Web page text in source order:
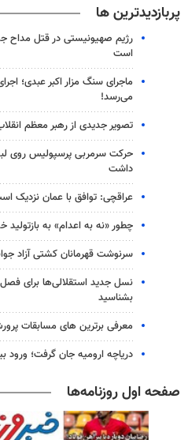
پربازدیدترین ها
رژیم صهیونیستی در قتل مداح
است
ماجرای سنگ مزار اکبر عبدی؛
می‌رسد!
تصویر جدیدی از رهبر معظم
حرکت سرمربی پرسپولیس روی لبه
داشت
عراقچی: توافق با عمان نزدیک است/ تکذیب سهم
چطور «نه به اعدام» به
سرنوشت قهرمانان کشتی آزاد
بشناسید
معرفی برترین های مسابقات
دریاچه ارومیه جان گرفت؛ ورود بیش از ۴.۵ میلیارد
صفحه اول روزنامه‌ها